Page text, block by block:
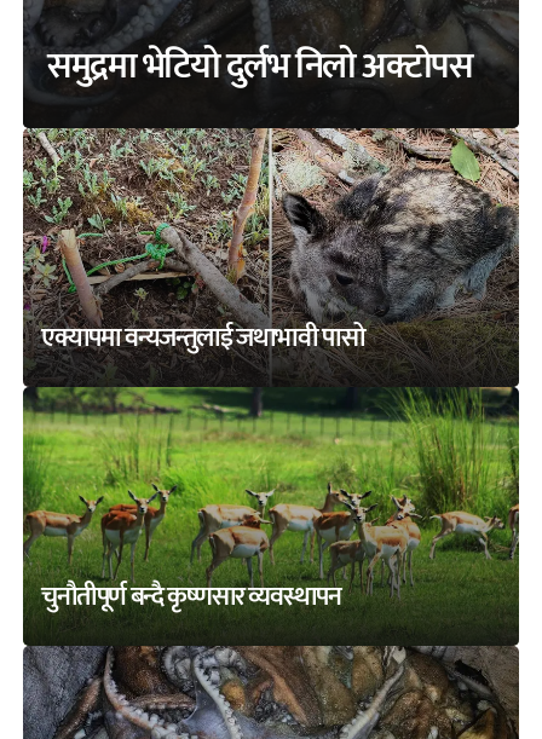
समुद्रमा भेटियो दुर्लभ निलो अक्टोपस
एक्यापमा वन्यजन्तुलाई जथाभावी पासो
चुनौतीपूर्ण बन्दै कृष्णसार व्यवस्थापन